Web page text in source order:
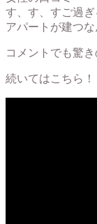
す、す、すご過
アパートが建つ
コメントでも驚
続いてはこちら